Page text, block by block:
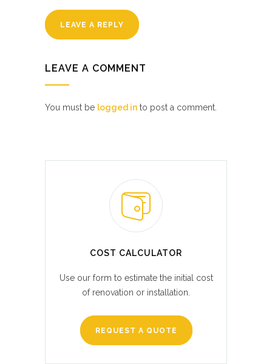
LEAVE A REPLY
LEAVE A COMMENT
You must be logged in to post a comment.
COST CALCULATOR
Use our form to estimate the initial cost
of renovation or installation.
REQUEST A QUOTE